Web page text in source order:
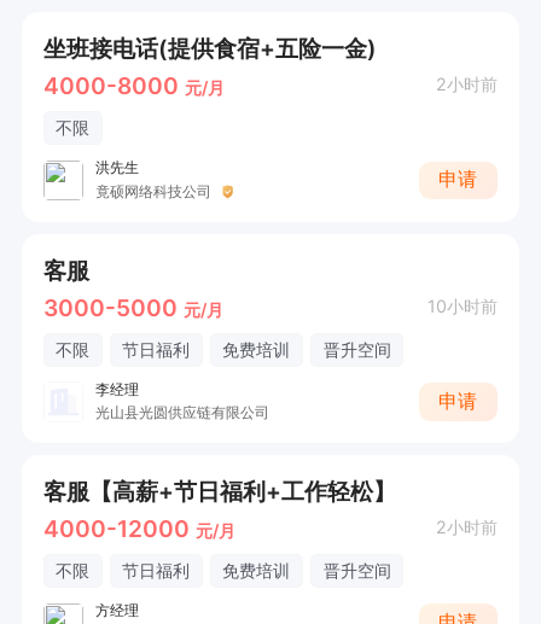
坐班接电话(提供食宿+五险一金)
4000-8000 元/月 2小时前
不限
洪先生
竟硕网络科技公司
申请
客服
3000-5000 元/月 10小时前
不限 节日福利 免费培训 晋升空间
李经理
光山县光圆供应链有限公司
申请
客服【高薪+节日福利+工作轻松】
4000-12000 元/月 2小时前
不限 节日福利 免费培训 晋升空间
方经理